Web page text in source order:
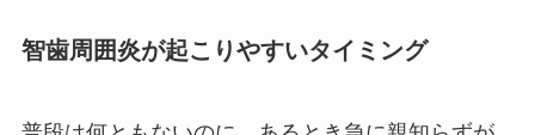
智歯周囲炎が起こりやすいタイミング